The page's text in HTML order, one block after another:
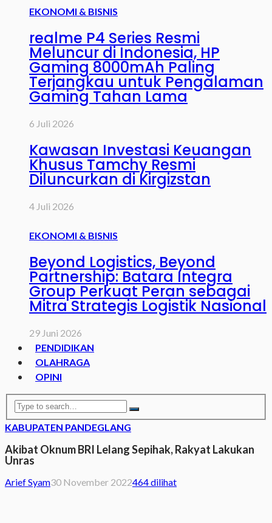
EKONOMI & BISNIS
realme P4 Series Resmi
Meluncur di Indonesia, HP
Gaming 8000mAh Paling
Terjangkau untuk Pengalaman
Gaming Tahan Lama
6 Juli 2026
Kawasan Investasi Keuangan
Khusus Tamchy Resmi
Diluncurkan di Kirgizstan
4 Juli 2026
EKONOMI & BISNIS
Beyond Logistics, Beyond
Partnership: Batara Integra
Group Perkuat Peran sebagai
Mitra Strategis Logistik Nasional
29 Juni 2026
PENDIDIKAN
OLAHRAGA
OPINI
KABUPATEN PANDEGLANG
Akibat Oknum BRI Lelang Sepihak, Rakyat Lakukan
Unras
Arief Syam30 November 2022464 dilihat